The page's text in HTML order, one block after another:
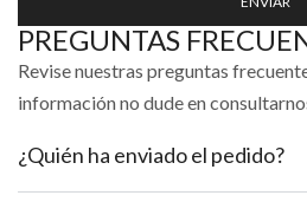
PREGUNTAS
Revise nuestras preguntas
información no dude en
¿Quién ha enviado el pedido?